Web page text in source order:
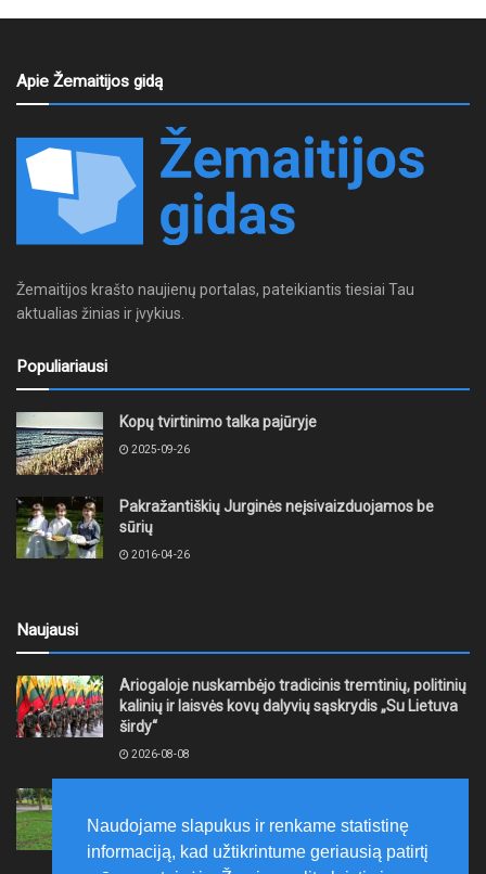
Apie Žemaitijos gidą
Žemaitijos krašto naujienų portalas, pateikiantis tiesiai Tau
aktualias žinias ir įvykius.
Populiariausi
Kopų tvirtinimo talka pajūryje
2025-09-26
Pakražantiškių Jurginės neįsivaizduojamos be
sūrių
2016-04-26
Naujausi
Ariogaloje nuskambėjo tradicinis tremtinių, politinių
kalinių ir laisvės kovų dalyvių sąskrydis „Su Lietuva
širdy“
2026-08-08
laikytis Kelių eismo taisyklių, tausoti aplinką
2026-08-08
Naudojame slapukus ir renkame statistinę
informaciją, kad užtikrintume geriausią patirtį